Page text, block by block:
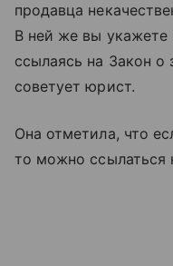
продавца
В ней же вы укажете
ссылаясь на Закон
советует юрист.
Она отметила, что
то можно ссылаться